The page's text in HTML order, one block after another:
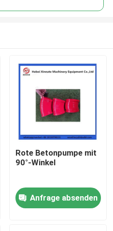
Rote Betonpumpe mit
90°-Winkel
Anfrage absenden